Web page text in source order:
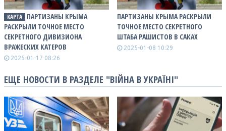
КАРТА
ПАРТИЗАНЫ КРЫМА
РАСКРЫЛИ ТОЧНОЕ МЕСТО
СЕКРЕТНОГО ДИВИЗИОНА
ВРАЖЕСКИХ КАТЕРОВ
2025-01-17 08:26
ПАРТИЗАНЫ КРЫМА РАСКРЫЛИ
ТОЧНОЕ МЕСТО СЕКРЕТНОГО
ШТАБА РАШИСТОВ В САКАХ
2025-01-08 10:29
ЕЩЕ НОВОСТИ В РАЗДЕЛЕ "ВІЙНА В УКРАЇНІ"